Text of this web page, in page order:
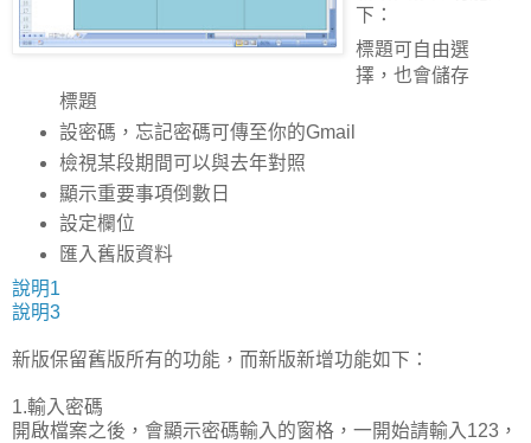
下：
標題可自由選
擇，也會儲存
標題
設密碼，忘記密碼可傳至你的Gmail
檢視某段期間可以與去年對照
顯示重要事項倒數日
設定欄位
匯入舊版資料
說明1
說明3
新版保留舊版所有的功能，而新版新增功能如下：
1.輸入密碼
開啟檔案之後，會顯示密碼輸入的窗格，一開始請輸入123，